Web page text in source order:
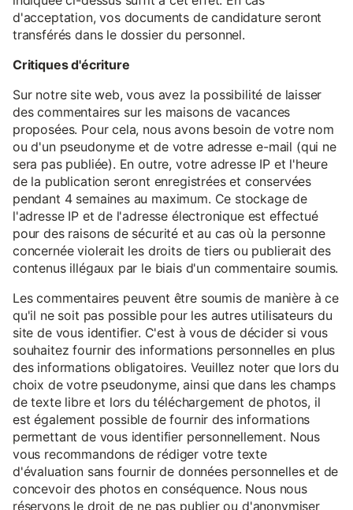
d'acceptation, vos documents de candidature seront
transférés dans le dossier du personnel.
Critiques d'écriture
Sur notre site web, vous avez la possibilité de laisser
des commentaires sur les maisons de vacances
proposées. Pour cela, nous avons besoin de votre nom
ou d'un pseudonyme et de votre adresse e-mail (qui ne
sera pas publiée). En outre, votre adresse IP et l'heure
de la publication seront enregistrées et conservées
pendant 4 semaines au maximum. Ce stockage de
l'adresse IP et de l'adresse électronique est effectué
pour des raisons de sécurité et au cas où la personne
concernée violerait les droits de tiers ou publierait des
contenus illégaux par le biais d'un commentaire soumis.
Les commentaires peuvent être soumis de manière à ce
qu'il ne soit pas possible pour les autres utilisateurs du
site de vous identifier. C'est à vous de décider si vous
souhaitez fournir des informations personnelles en plus
des informations obligatoires. Veuillez noter que lors du
choix de votre pseudonyme, ainsi que dans les champs
de texte libre et lors du téléchargement de photos, il
est également possible de fournir des informations
permettant de vous identifier personnellement. Nous
vous recommandons de rédiger votre texte
d'évaluation sans fournir de données personnelles et de
concevoir des photos en conséquence. Nous nous
réservons le droit de ne pas publier ou d'anonymiser